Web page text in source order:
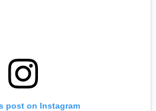
post on Instagram